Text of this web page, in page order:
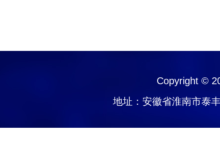
Copyright ©
地址：安徽省淮南市泰